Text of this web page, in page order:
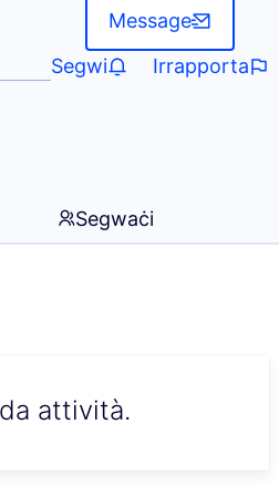
Message
Segwi
Irrapporta
Segwaċi
attività.